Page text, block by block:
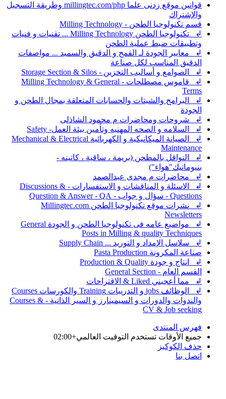
قوانين موقع زدنى علما millingtec.com/php وطريقة التسجيل
والإشتراك
قسم تكنولوجيا الطحن - Milling Technology
↲ تكنولوجيا الطحن Milling Technology ... تقنيات و فنيات
وتطبيقات ضبط عملية الطحن
↲ معايير الجودة لـ القمح و الدقيق والسميد ... مواصفات
الدقيق المناسب لكل صناعة
↲ الصوامع و أساليب التخزين - Storage Section & Silos
↲ قاموس مصطلحات - Milling Technology & General
Terms
↲ البرامج والشيتات والحسابات المتعلقة بمجال الطحن و
الجودة
↲ شروحات ومحاضرات م محمود الشاذلى
↲ السلامه و الصحه المهنيه وتأمين بيئة العمل- Safety
↲ الصيانة الميكانيكية و الكهربائية Mechanical & Electrical
Maintenance
↲ النواقل بالمطحن (بريمة ، ساقية ، كاتينه -
بنيوماتيك"هواء")
↲ محاضرات م مجدى عبدالصمد
↲ الاسئلة و المناقشات و الاستفسارات - Discussions &
Questions - سؤال و جواب - Question & Answer - QA
↲ نشرات موقع تكنولوجيا الطحن Millingtec.com
Newsletters
↲ مواضيع عامه فى تكنولوجيا الطحن و الجودة General
Posts in Milling & quality Techniques
↲ سلاسل الإمداد و التوريد ... Supply Chain
صناعة المكرونة Pasta Production
↲ انتاج و جودة Production & Quality
القسم العام - General Section
↲ مما أعجبني Liked & الاقتراحات
↲ الوظائف jobs و التدريبات Training والكورسات Courses
والندوات والدورات و السيمينارز و السير الذاتية - Courses &
CV & Job seeking
فهرس المنتدى
جميع الأوقات تستخدم التوقيت العالمي+02:00
حذف الكوكيز
اتصل بنا